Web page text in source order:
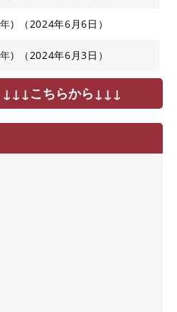
) 2024年6月6日
) 2024年6月3日
↓↓↓こちらから↓↓↓